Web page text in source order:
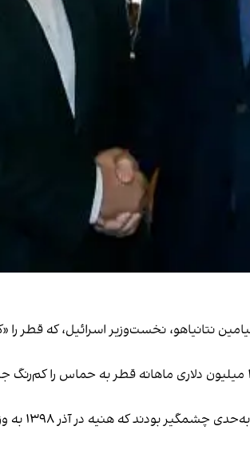
اخیر بنیامین نتانیاهو، نخست‌وزیر
نتانیاهو در ماه‌های گذشته تلاش کرده بود اهمیت کمک‌های نقدی چند ۱۰
اسناد